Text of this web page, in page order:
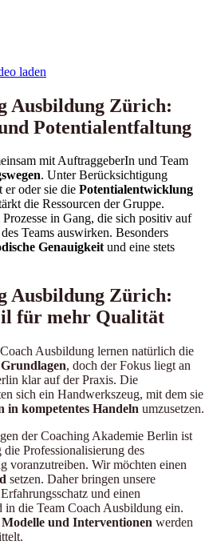
laden
Ausbildung Zürich:
Potentialentfaltung
mit AuftraggeberIn und Team
. Unter Berücksichtigung
er oder sie die Potentialentwicklung
die Ressourcen der Gruppe.
in Gang, die sich positiv auf
Teams auswirken. Besonders
Genauigkeitund eine stets
Ausbildung Zürich:
für mehr Qualität
Ausbildung lernen natürlich die
, doch der Fokus liegt an
klar auf der Praxis. Die
sich ein Handwerkszeug, mit dem sie
in kompetentes Handeln umzusetzen.
der Coaching Akademie Berlin ist
Professionalisierung des
voranzutreiben. Wir möchten einen
setzen. Daher bringen unsere
und einen
die Team Coach Ausbildung ein.
und Interventionen werden